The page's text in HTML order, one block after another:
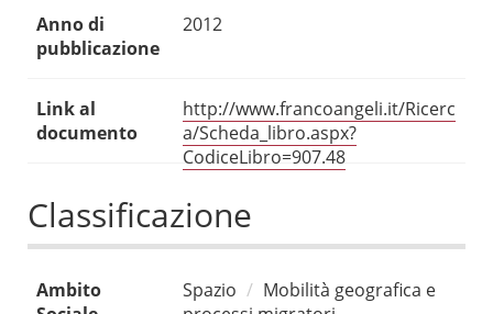
Anno di
pubblicazione
2012
Link al
documento
http://www.francoangeli.it/Ricerc
a/Scheda_libro.aspx?
CodiceLibro=907.48
Classificazione
Ambito
Spazio
Mobilità geografica e